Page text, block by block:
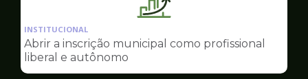
Ilustração
pagina
Sala
INSTITUCIONAL
Abrir a inscrição municipal como profissional
liberal e autônomo